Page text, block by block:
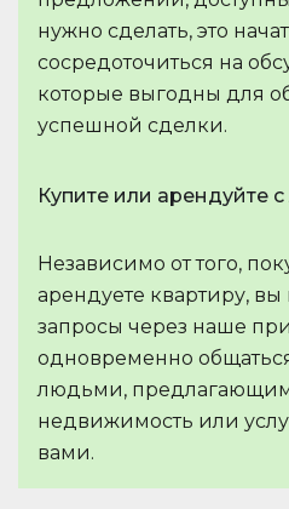
нужно сделать, это
сосредоточиться на
которые выгодны для
успешной сделки.
Купите или арендуйте с
Независимо от того,
арендуете квартиру, вы
запросы через наше
одновременно
людьми,
недвижимость или
вами.